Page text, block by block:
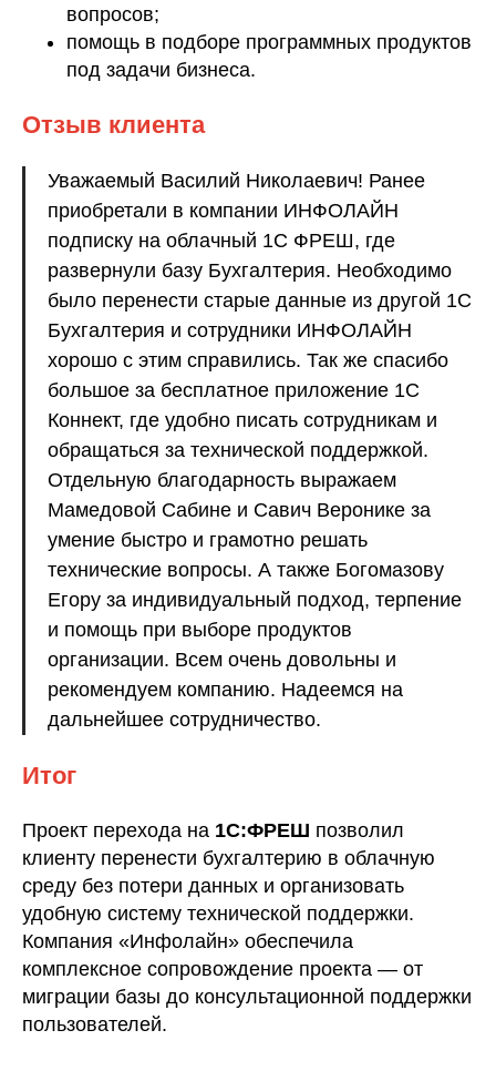
вопросов;
помощь в подборе программных продуктов
под задачи бизнеса.
Отзыв клиента
Уважаемый Василий Николаевич! Ранее
приобретали в компании ИНФОЛАЙН
подписку на облачный 1С ФРЕШ, где
развернули базу Бухгалтерия. Необходимо
было перенести старые данные из другой 1С
Бухгалтерия и сотрудники ИНФОЛАЙН
хорошо с этим справились. Так же спасибо
большое за бесплатное приложение 1С
Коннект, где удобно писать сотрудникам и
обращаться за технической поддержкой.
Отдельную благодарность выражаем
Мамедовой Сабине и Савич Веронике за
умение быстро и грамотно решать
технические вопросы. А также Богомазову
Егору за индивидуальный подход, терпение
и помощь при выборе продуктов
организации. Всем очень довольны и
рекомендуем компанию. Надеемся на
дальнейшее сотрудничество.
Итог
Проект перехода на 1С:ФРЕШ позволил
клиенту перенести бухгалтерию в облачную
среду без потери данных и организовать
удобную систему технической поддержки.
Компания «Инфолайн» обеспечила
комплексное сопровождение проекта — от
миграции базы до консультационной поддержки
пользователей.